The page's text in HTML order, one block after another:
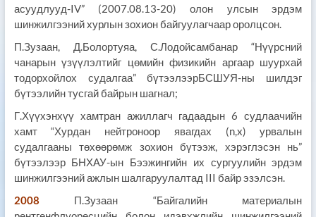
асуудлууд-IV” (2007.08.13-20) олон улсын эрдэм
шинжилгээний хурлын зохион байгуулагчаар оролцсон.
П.Зузаан, Д.Болортуяа, С.Лодойсамбанар “Нүүрсний
чанарын үзүүлэлтийг цөмийн физикийн аргаар шуурхай
тодорхойлох судалгаа” бүтээлээрБСШУЯ-ны шилдэг
бүтээлийн тусгай байрын шагнал;
Г.Хүүхэнхүү хамтран ажиллагч гадаадын 6 судлаачийн
хамт “Хурдан нейтроноор явагдах (n,x) урвалын
судалгааны төхөөрөмж зохион бүтээж, хэрэглэсэн нь”
бүтээлээр БНХАУ-ын Бээжингийн их сургуулийн эрдэм
шинжилгээний ажлын шалгаруулалтад III байр эзэлсэн.
2008 П.Зузаан “Байгалийн материалын